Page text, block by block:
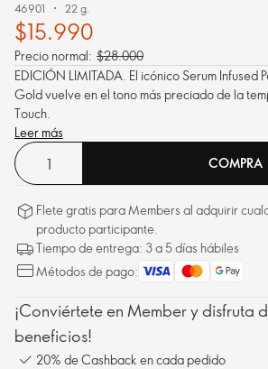
46901 22 g.
$15.990
Precio normal: $28.000
EDICIÓN LIMITADA. El icónico Serum Infused
Gold vuelve en el tono más preciado de la
Touch.
Leer más
COMPRA
Flete gratis para Members al adquirir
producto participante.
Tiempo de entrega: 3 a 5 días hábiles
Métodos de pago:
¡Conviértete en Member y disfruta
beneficios!
20% de Cashback en cada pedido